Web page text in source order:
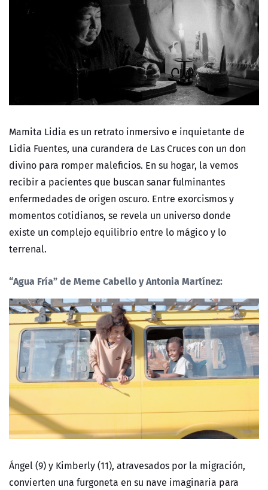
Mamita Lidia es un retrato inmersivo e inquietante de
Lidia Fuentes, una curandera de Las Cruces con un don
divino para romper maleficios. En su hogar, la vemos
recibir a pacientes que buscan sanar fulminantes
enfermedades de origen oscuro. Entre exorcismos y
momentos cotidianos, se revela un universo donde
existe un complejo equilibrio entre lo mágico y lo
terrenal.
“Agua Fría”de Meme Cabello y Antonia Martínez:
Ángel (9) y Kimberly (11), atravesados por la migración,
convierten una furgoneta en su nave imaginaria para